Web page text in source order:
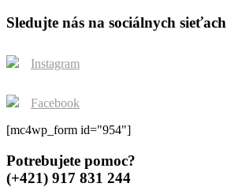
Sledujte nás na sociálnych sieťach
Instagram
Facebook
[mc4wp_form id="954"]
Potrebujete pomoc?
(+421) 917 831 244